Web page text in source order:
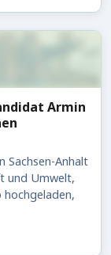
Armin
Sachsen-Anhalt
und Umwelt,
hochgeladen,